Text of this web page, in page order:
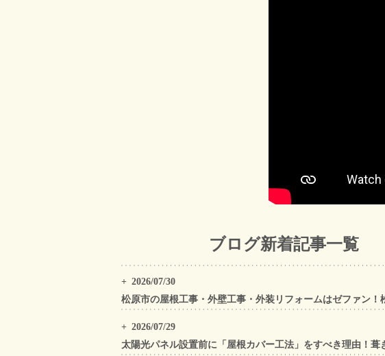
ブログ新着記事一覧
2026/07/30
2026/07/29